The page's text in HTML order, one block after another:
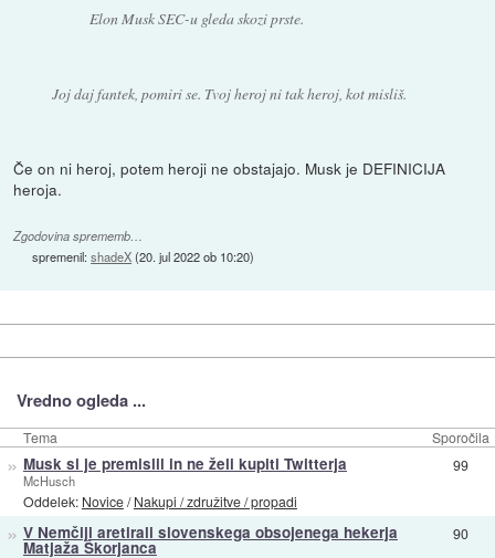
Elon Musk SEC-u gleda skozi prste.
Joj daj fantek, pomiri se. Tvoj heroj ni tak heroj, kot misliš.
Če on ni heroj, potem heroji ne obstajajo. Musk je DEFINICIJA
heroja.
Zgodovina sprememb…
spremenil:shadeX(20. jul 2022 ob 10:20)
Vredno ogleda ...
Tema Sporočila
» Musk si je premislil in ne želi kupiti Twitterja
McHusch
Oddelek: Novice/Nakupi / združitve / propadi
99
» V Nemčiji aretirali slovenskega obsojenega hekerja
Matjaža Škorjanca
90